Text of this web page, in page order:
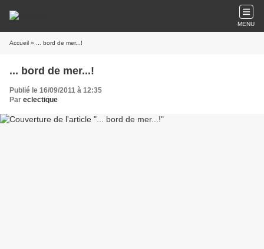
MENU
Accueil » ... bord de mer...!
... bord de mer...!
Publié le 16/09/2011 à 12:35
Par eclectique